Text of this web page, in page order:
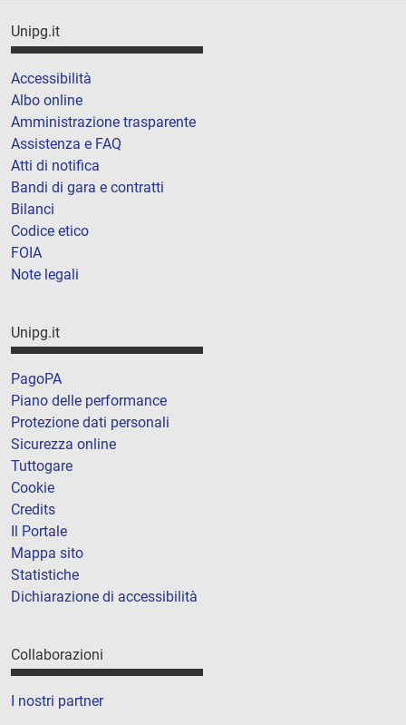
Unipg.it
Accessibilità
Albo online
Amministrazione trasparente
Assistenza e FAQ
Atti di notifica
Bandi di gara e contratti
Bilanci
Codice etico
FOIA
Note legali
Unipg.it
PagoPA
Piano delle performance
Protezione dati personali
Sicurezza online
Tuttogare
Cookie
Credits
Il Portale
Mappa sito
Statistiche
Dichiarazione di accessibilità
Collaborazioni
I nostri partner